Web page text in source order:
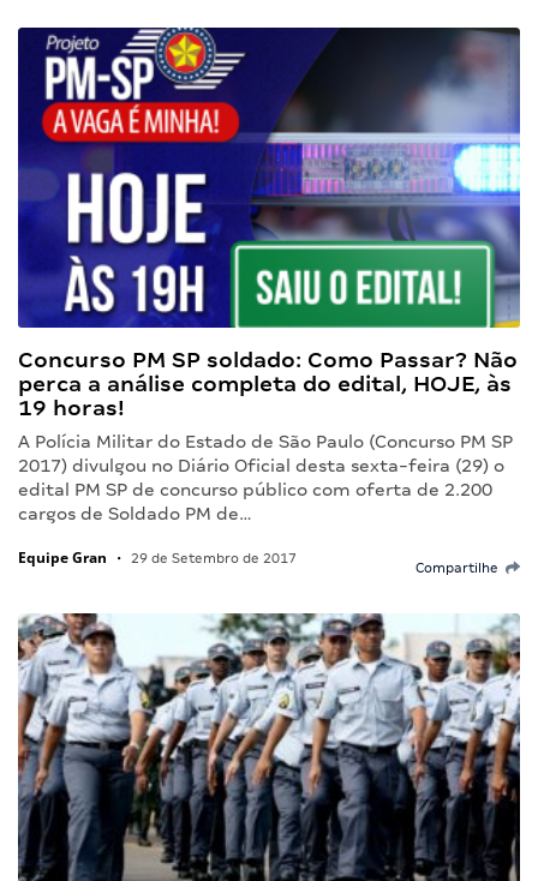
Concurso PM SP soldado: Como Passar? Não
perca a análise completa do edital, HOJE, às
19 horas!
A Polícia Militar do Estado de São Paulo (Concurso PM SP
2017) divulgou no Diário Oficial desta sexta-feira (29) o
edital PM SP de concurso público com oferta de 2.200
cargos de Soldado PM de…
Equipe Gran • 29 de Setembro de 2017
Compartilhe